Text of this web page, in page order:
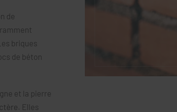
de
briques
de béton
et la pierre
. Elles